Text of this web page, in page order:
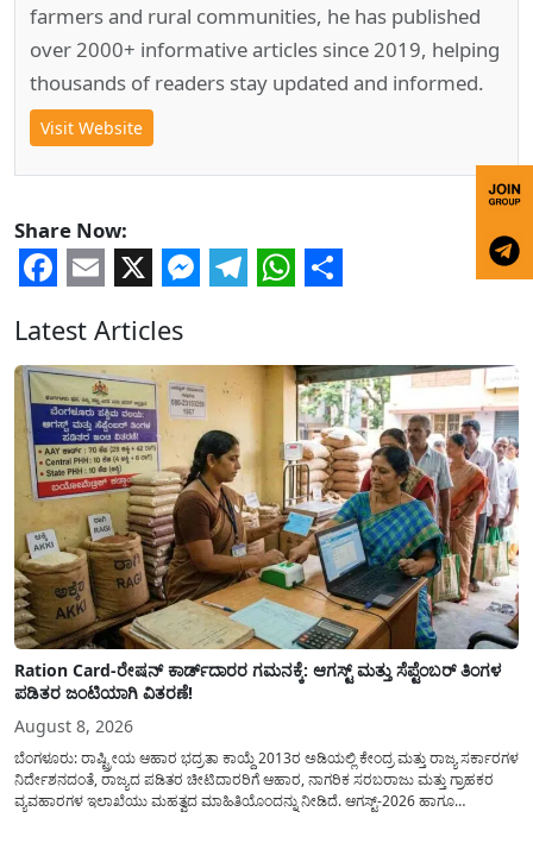
farmers and rural communities, he has published
over 2000+ informative articles since 2019, helping
thousands of readers stay updated and informed.
Visit Website
Share Now:
Latest Articles
Ration Card-ರೇಷನ್ ಕಾರ್ಡ್‍ದಾರರ ಗಮನಕ್ಕೆ: ಆಗಸ್ಟ್ ಮತ್ತು ಸೆಪ್ಟೆಂಬರ್ ತಿಂಗಳ
ಪಡಿತರ ಜಂಟಿಯಾಗಿ ವಿತರಣೆ!
August 8, 2026
ಬೆಂಗಳೂರು: ರಾಷ್ಟ್ರೀಯ ಆಹಾರ ಭದ್ರತಾ ಕಾಯ್ದೆ 2013ರ ಅಡಿಯಲ್ಲಿ ಕೇಂದ್ರ ಮತ್ತು ರಾಜ್ಯ ಸರ್ಕಾರಗಳ
ನಿರ್ದೇಶನದಂತೆ, ರಾಜ್ಯದ ಪಡಿತರ ಚೀಟಿದಾರರಿಗೆ ಆಹಾರ, ನಾಗರಿಕ ಸರಬರಾಜು ಮತ್ತು ಗ್ರಾಹಕರ
ವ್ಯವಹಾರಗಳ ಇಲಾಖೆಯು ಮಹತ್ವದ ಮಾಹಿತಿಯೊಂದನ್ನು ನೀಡಿದೆ. ಆಗಸ್ಟ್-2026 ಹಾಗೂ